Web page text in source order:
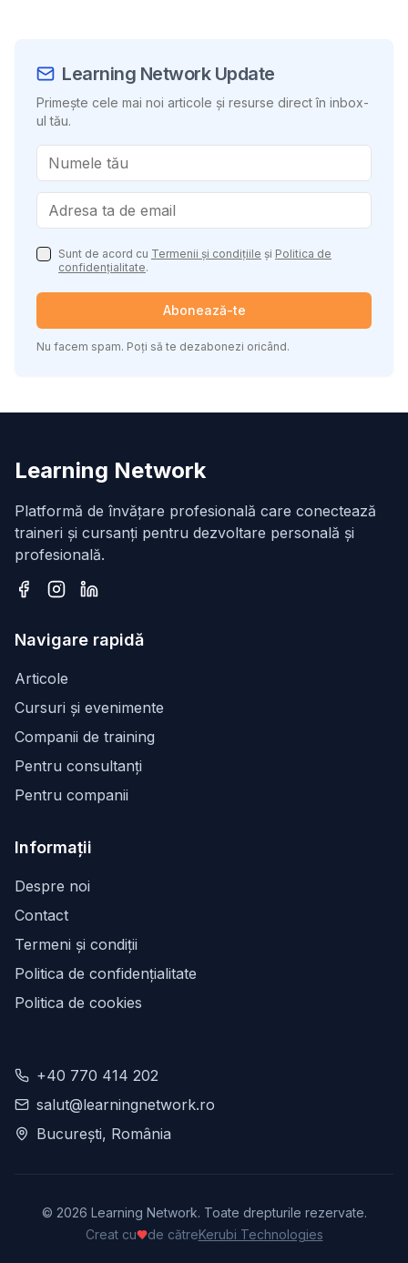
Learning Network Update
Primește cele mai noi articole și resurse direct în inbox-
ul tău.
Sunt de acord cu Termenii și condițiile și Politica de
confidențialitate.
Abonează-te
Nu facem spam. Poți să te dezabonezi oricând.
Learning Network
Platformă de învățare profesională care conectează
traineri și cursanți pentru dezvoltare personală și
profesională.
Navigare rapidă
Articole
Cursuri și evenimente
Companii de training
Pentru consultanți
Pentru companii
Informații
Despre noi
Contact
Termeni și condiții
Politica de confidențialitate
Politica de cookies
+40 770 414 202
salut@learningnetwork.ro
București, România
© 2026 Learning Network. Toate drepturile rezervate.
Creat cu
de cătreKerubi Technologies